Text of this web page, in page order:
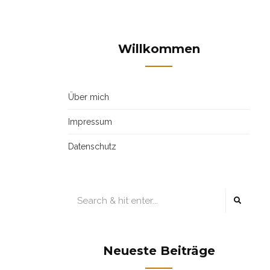
Willkommen
Über mich
Impressum
Datenschutz
Neueste Beiträge